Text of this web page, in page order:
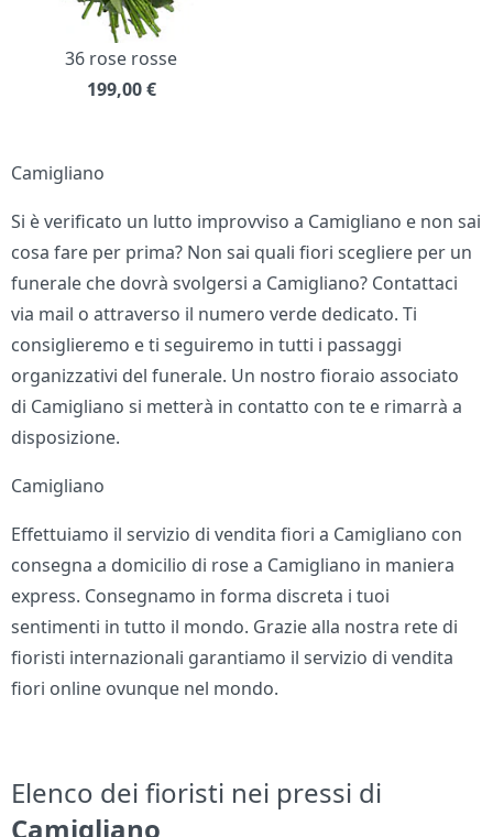
36 rose rosse
199,00 €
Camigliano
Si è verificato un lutto improvviso a Camigliano e non sai
cosa fare per prima? Non sai quali fiori scegliere per un
funerale che dovrà svolgersi a Camigliano? Contattaci
via mail o attraverso il numero verde dedicato. Ti
consiglieremo e ti seguiremo in tutti i passaggi
organizzativi del funerale. Un nostro fioraio associato
di Camigliano si metterà in contatto con te e rimarrà a
disposizione.
Camigliano
Effettuiamo il servizio di vendita fiori a Camigliano con
consegna a domicilio di rose a Camigliano in maniera
express. Consegnamo in forma discreta i tuoi
sentimenti in tutto il mondo. Grazie alla nostra rete di
fioristi internazionali garantiamo il servizio di vendita
fiori online ovunque nel mondo.
Elenco dei fioristi nei pressi di
Camigliano